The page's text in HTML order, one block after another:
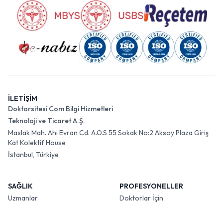
İLETİŞİM
Doktorsitesi Com Bilgi Hizmetleri
Teknoloji ve Ticaret A.Ş.
Maslak Mah. Ahi Evran Cd. A.O.S 55 Sokak No:2 Aksoy Plaza Giriş
Kat Kolektif House
İstanbul, Türkiye
SAĞLIK
Uzmanlar
PROFESYONELLER
Doktorlar İçin